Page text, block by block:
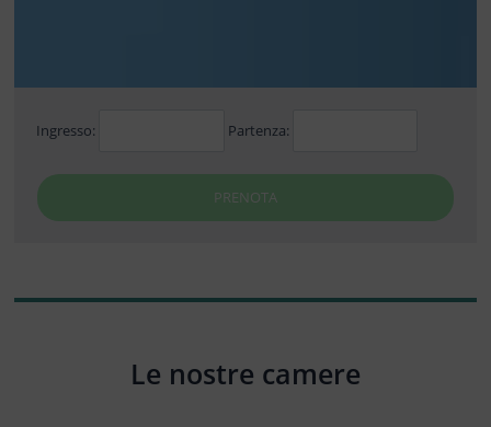
Ingresso: Partenza:
PRENOTA
Le nostre camere